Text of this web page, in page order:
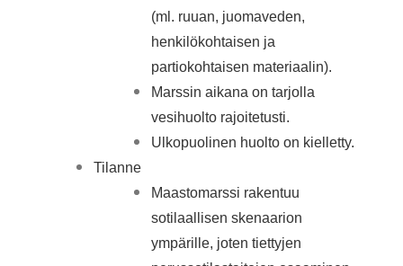
(ml. ruuan, juomaveden,
henkilökohtaisen ja
partiokohtaisen materiaalin).
Marssin aikana on tarjolla
vesihuolto rajoitetusti.
Ulkopuolinen huolto on kielletty.
Tilanne
Maastomarssi rakentuu
sotilaallisen skenaarion
ympärille, joten tiettyjen